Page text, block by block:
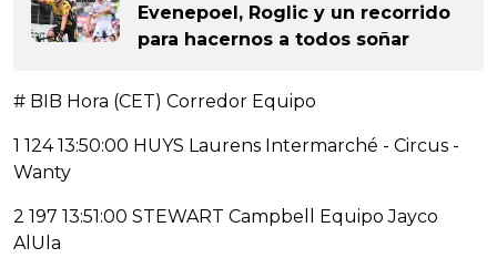
Evenepoel, Roglic y un recorrido
para hacernos a todos soñar
# BIB Hora (CET) Corredor Equipo
1 124 13:50:00 HUYS Laurens Intermarché - Circus -
Wanty
2 197 13:51:00 STEWART Campbell Equipo Jayco
AlUla